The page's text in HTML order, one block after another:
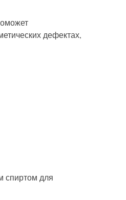
дефектах,
спиртом для